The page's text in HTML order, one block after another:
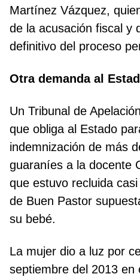
Martínez Vázquez,
de la acusación fiscal y
definitivo del proceso
Otra demanda al
Un Tribunal de
que obliga al Estado
indemnización de más
guaraníes a la docente
que estuvo recluida
de Buen Pastor
su bebé.
La mujer dio a luz por
septiembre del 2013 en